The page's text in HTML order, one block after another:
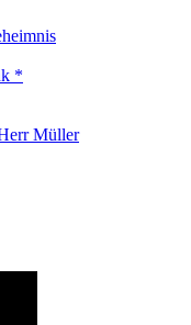
*
Müller